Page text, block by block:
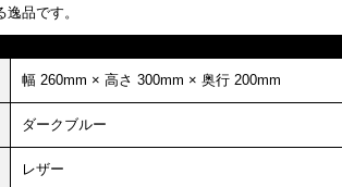
品です。
幅 260mm × 高さ 300mm × 奥行 200mm
ダークブルー
レザー